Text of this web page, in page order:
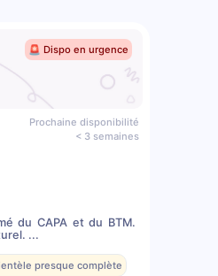
🚨 Dispo en urgence
Prochaine disponibilité
< 3 semaines
du CAPA et du BTM.
...
presque complète